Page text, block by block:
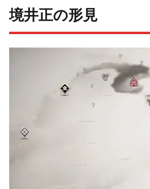
境井正の形見